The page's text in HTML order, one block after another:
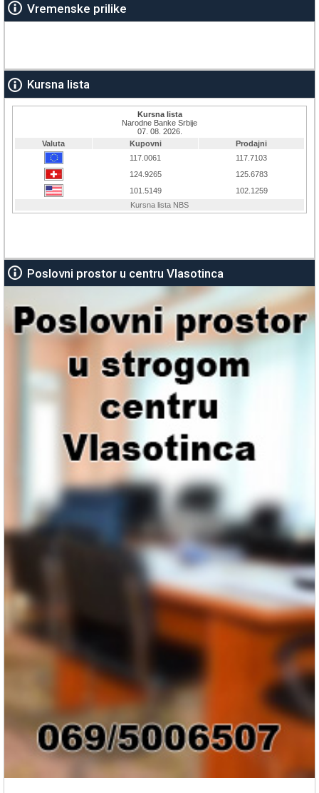
Vremenske prilike
Kursna lista
Poslovni prostor u centru Vlasotinca